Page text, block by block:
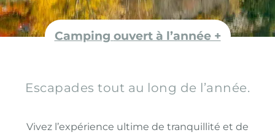
Camping ouvert à l’année +
Escapades tout au long de l’année.
Vivez l’expérience ultime de tranquillité et de